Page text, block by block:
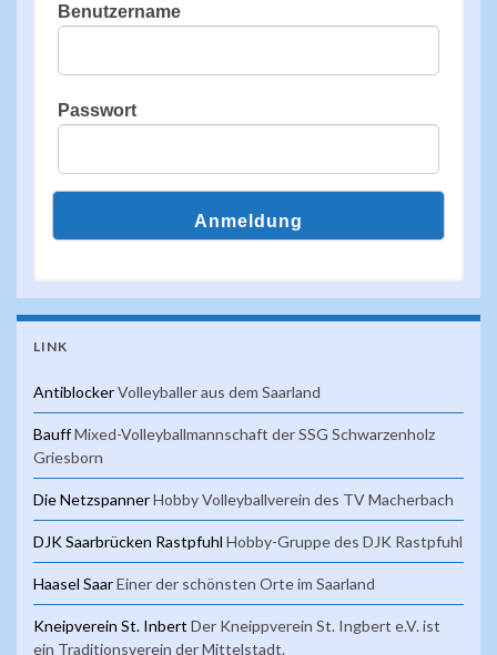
Benutzername
Passwort
LINK
AntiblockerVolleyballer aus dem Saarland
BauffMixed-Volleyballmannschaft der SSG Schwarzenholz
Griesborn
Die NetzspannerHobby Volleyballverein des TV Macherbach
DJK Saarbrücken Rastpfuhl Hobby-Gruppe des DJK Rastpfuhl
Haasel SaarEiner der schönsten Orte im Saarland
Kneipverein St. Inbert Der Kneippverein St. Ingbert e.V. ist
ein Traditionsverein der Mittelstadt.